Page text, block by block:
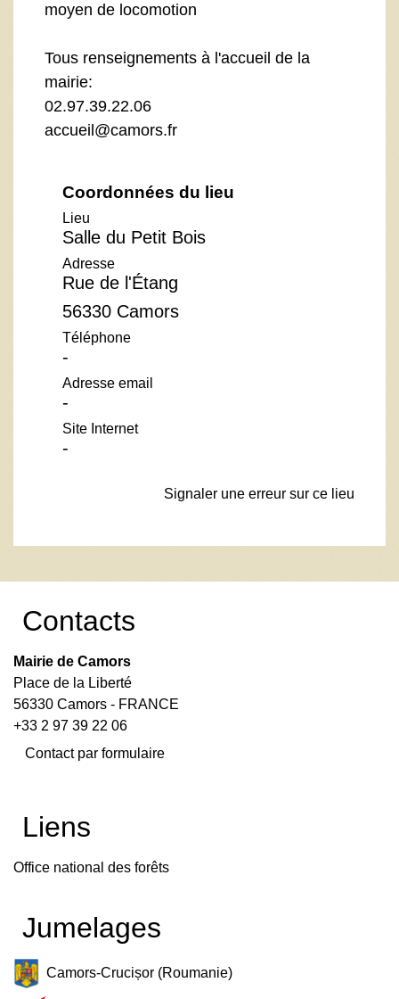
moyen de locomotion
Tous renseignements à l'accueil de la
mairie:
02.97.39.22.06
accueil@camors.fr
Coordonnées du lieu
Lieu
Salle du Petit Bois
Adresse
Rue de l'Étang
56330 Camors
Téléphone
-
Adresse email
-
Site Internet
-
Signaler une erreur sur ce lieu
Contacts
Mairie de Camors
Place de la Liberté
56330 Camors - FRANCE
+33 2 97 39 22 06
Contact par formulaire
Liens
Office national des forêts
Jumelages
Camors-Crucișor (Roumanie)